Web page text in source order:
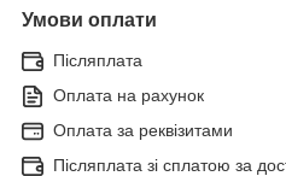
Умови оплати
Післяплата
Оплата на рахунок
Оплата за реквізитами
Післяплата зі сплатою за